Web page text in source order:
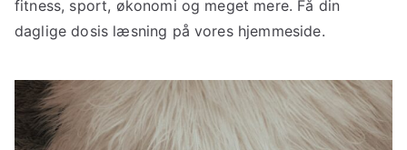
fitness, sport, økonomi og meget mere. Få din
daglige dosis læsning på vores hjemmeside.